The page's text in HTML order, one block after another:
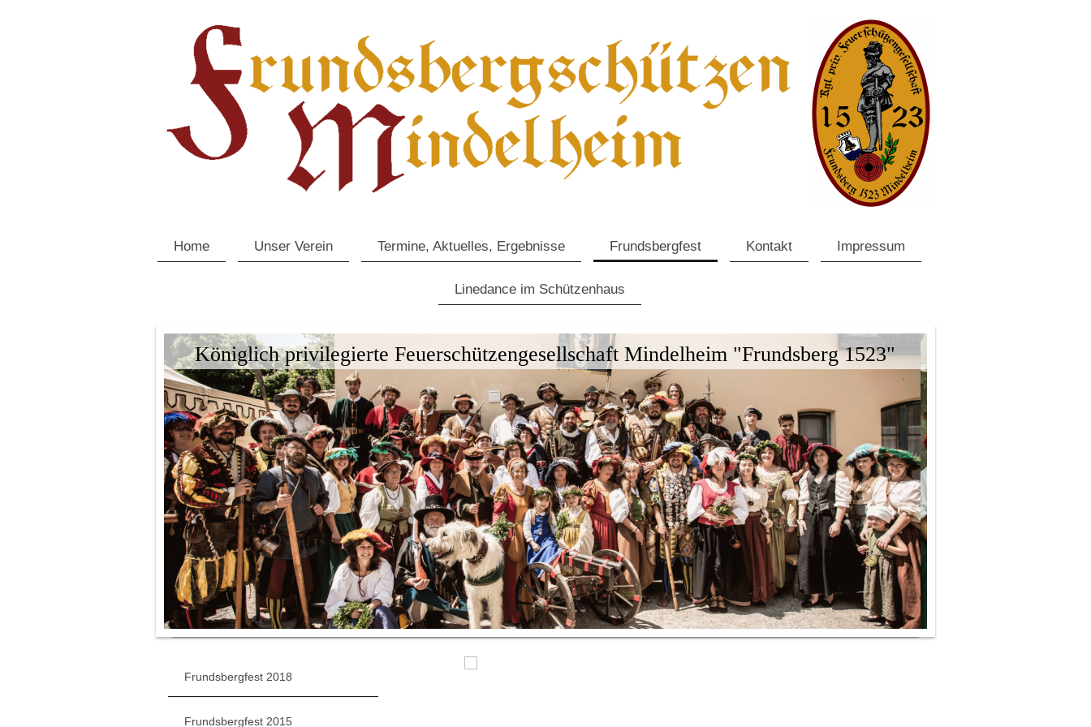
Home Unser Verein Termine, Aktuelles, Ergebnisse Frundsbergfest Kontakt Impressum
Linedance im Schützenhaus
Königlich privilegierte Feuerschützengesellschaft Mindelheim "Frundsberg 1523"
Frundsbergfest 2018
Frundsbergfest 2015